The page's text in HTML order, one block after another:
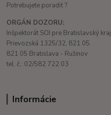
Potrebujete poradiť ?
ORGÁN DOZORU:
Inšpektorát SOI pre Bratislavský kraj
Prievozská 1325/32, 821 05
821 05 Bratislava - Ružinov
tel. č.: 02/582 722 03
Informácie